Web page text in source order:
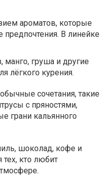
ароматов, которые
В линейке
груша и другие
лёгкого курения.
сочетания, такие
с пряностями,
грани кальянного
шоколад, кофе и
тех, кто любит